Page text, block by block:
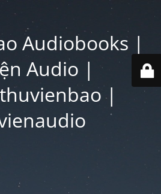
Audiobooks |
Audio |
|